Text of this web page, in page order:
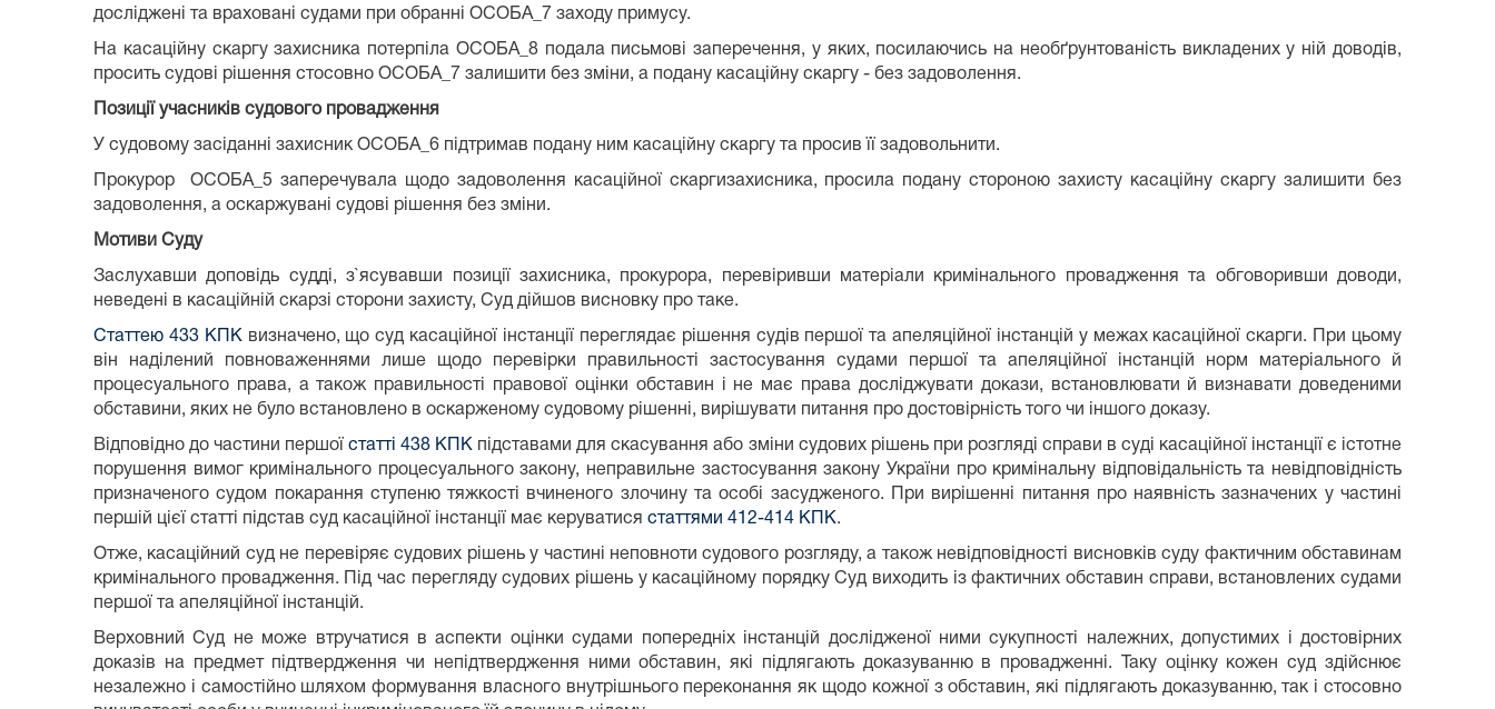
досліджені та враховані судами при обранні ОСОБА_7 заходу примусу.
На касаційну скаргу захисника потерпіла ОСОБА_8 подала письмові заперечення, у яких, посилаючись на необґрунтованість викладених у ній доводів,
просить судові рішення стосовно ОСОБА_7 залишити без зміни, а подану касаційну скаргу - без задоволення.
Позиції учасників судового провадження
У судовому засіданні захисник ОСОБА_6 підтримав подану ним касаційну скаргу та просив її задовольнити.
Прокурор ОСОБА_5 заперечувала щодо задоволення касаційної скаргизахисника, просила подану стороною захисту касаційну скаргу залишити без
задоволення, а оскаржувані судові рішення без зміни.
Мотиви Суду
Заслухавши доповідь судді, з`ясувавши позиції захисника, прокурора, перевіривши матеріали кримінального провадження та обговоривши доводи,
неведені в касаційній скарзі сторони захисту, Суд дійшов висновку про таке.
Статтею 433 КПК визначено, що суд касаційної інстанції переглядає рішення судів першої та апеляційної інстанцій у межах касаційної скарги. При цьому
він наділений повноваженнями лише щодо перевірки правильності застосування судами першої та апеляційної інстанцій норм матеріального й
процесуального права, а також правильності правової оцінки обставин і не має права досліджувати докази, встановлювати й визнавати доведеними
обставини, яких не було встановлено в оскарженому судовому рішенні, вирішувати питання про достовірність того чи іншого доказу.
Відповідно до частини першоїстатті 438 КПК підставами для скасування або зміни судових рішень при розгляді справи в суді касаційної інстанції є істотне
порушення вимог кримінального процесуального закону, неправильне застосування закону України про кримінальну відповідальність та невідповідність
призначеного судом покарання ступеню тяжкості вчиненого злочину та особі засудженого. При вирішенні питання про наявність зазначених у частині
першій цієї статті підстав суд касаційної інстанції має керуватися статтями 412-414 КПК.
Отже, касаційний суд не перевіряє судових рішень у частині неповноти судового розгляду, а також невідповідності висновків суду фактичним обставинам
кримінального провадження. Під час перегляду судових рішень у касаційному порядку Суд виходить із фактичних обставин справи, встановлених судами
першої та апеляційної інстанцій.
Верховний Суд не може втручатися в аспекти оцінки судами попередніх інстанцій дослідженої ними сукупності належних, допустимих і достовірних
доказів на предмет підтвердження чи непідтвердження ними обставин, які підлягають доказуванню в провадженні. Таку оцінку кожен суд здійснює
незалежно і самостійно шляхом формування власного внутрішнього переконання як щодо кожної з обставин, які підлягають доказуванню, так і стосовно